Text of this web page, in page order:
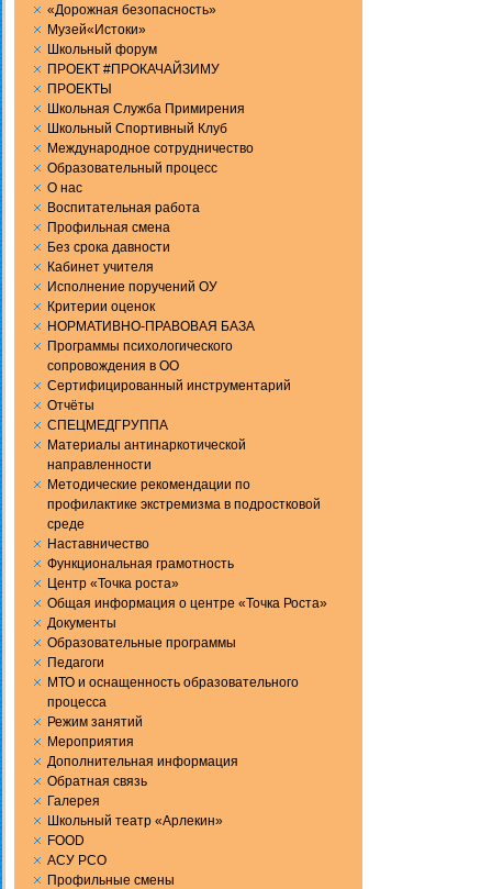
«Дорожная безопасность»
Музей«Истоки»
Школьный форум
ПРОЕКТ #ПРОКАЧАЙЗИМУ
ПРОЕКТЫ
Школьная Служба Примирения
Школьный Спортивный Клуб
Международное сотрудничество
Образовательный процесс
О нас
Воспитательная работа
Профильная смена
Без срока давности
Кабинет учителя
Исполнение поручений ОУ
Критерии оценок
НОРМАТИВНО-ПРАВОВАЯ БАЗА
Программы психологического
сопровождения в ОО
Сертифицированный инструментарий
Отчёты
СПЕЦМЕДГРУППА
Материалы антинаркотической
направленности
Методические рекомендации по
профилактике экстремизма в подростковой
среде
Наставничество
Функциональная грамотность
Центр «Точка роста»
Общая информация о центре «Точка Роста»
Документы
Образовательные программы
Педагоги
МТО и оснащенность образовательного
процесса
Режим занятий
Мероприятия
Дополнительная информация
Обратная связь
Галерея
Школьный театр «Арлекин»
FOOD
АСУ РСО
Профильные смены